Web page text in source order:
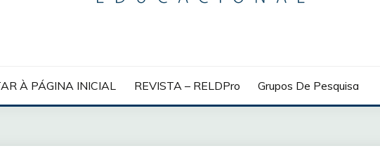
À PÁGINA INICIAL REVISTA – RELDPro Grupos De Pesquisa